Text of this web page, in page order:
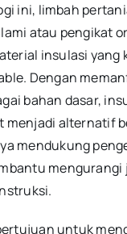
ini, limbah
atau pengikat
insulasi yang
Dengan
bahan dasar,
menjadi alternatif
mendukung
mengurangi
untuk